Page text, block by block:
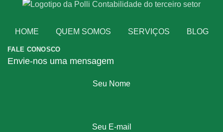
HOME QUEM SOMOS SERVIÇOS BLOG
FALE CONOSCO
Envie-nos uma mensagem
Seu Nome
Seu E-mail